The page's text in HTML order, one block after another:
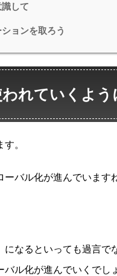
して
ョンを取ろう
れていくよう
。
バル化が進んでいます
になるといっても過言で
ル化が進んでいくでし